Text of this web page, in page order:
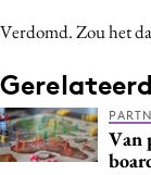
Verdomd. Zou het
Gerelateerd
Van